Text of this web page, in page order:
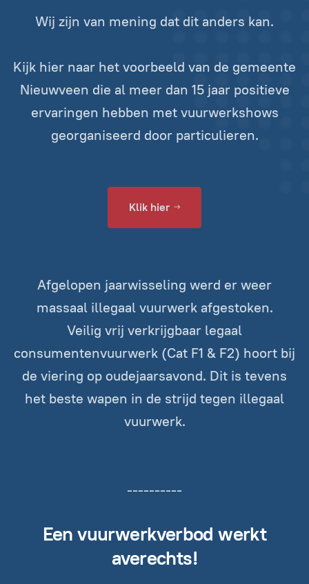
Wij zijn van mening dat dit anders kan.
Kijk hier naar het voorbeeld van de gemeente
Nieuwveen die al meer dan 15 jaar positieve
ervaringen hebben met vuurwerkshows
georganiseerd door particulieren.
Klik hier
Afgelopen jaarwisseling werd er weer
massaal illegaal vuurwerk afgestoken.
Veilig vrij verkrijgbaar legaal
consumentenvuurwerk (Cat F1 & F2) hoort bij
de viering op oudejaarsavond. Dit is tevens
het beste wapen in de strijd tegen illegaal
vuurwerk.
----------
Een vuurwerkverbod werkt
averechts!